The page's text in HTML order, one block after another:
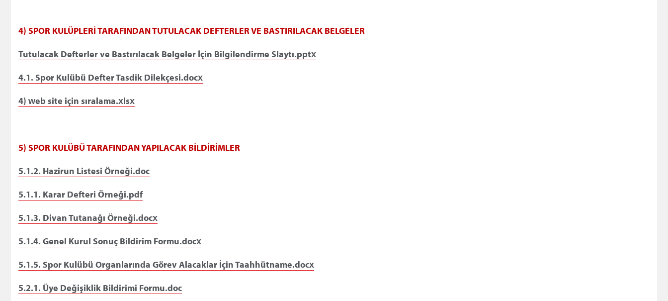
4) SPOR KULÜPLERİ TARAFINDAN TUTULACAK DEFTERLER VE BASTIRILACAK BELGELER
Tutulacak Defterler ve Bastırılacak Belgeler İçin Bilgilendirme Slaytı.pptx
4.1. Spor Kulübü Defter Tasdik Dilekçesi.docx
4) web site için sıralama.xlsx
5) SPOR KULÜBÜ TARAFINDAN YAPILACAK BİLDİRİMLER
5.1.2. Hazirun Listesi Örneği.doc
5.1.1. Karar Defteri Örneği.pdf
5.1.3. Divan Tutanağı Örneği.docx
5.1.4. Genel Kurul Sonuç Bildirim Formu.docx
5.1.5. Spor Kulübü Organlarında Görev Alacaklar İçin Taahhütname.docx
5.2.1. Üye Değişiklik Bildirimi Formu.doc